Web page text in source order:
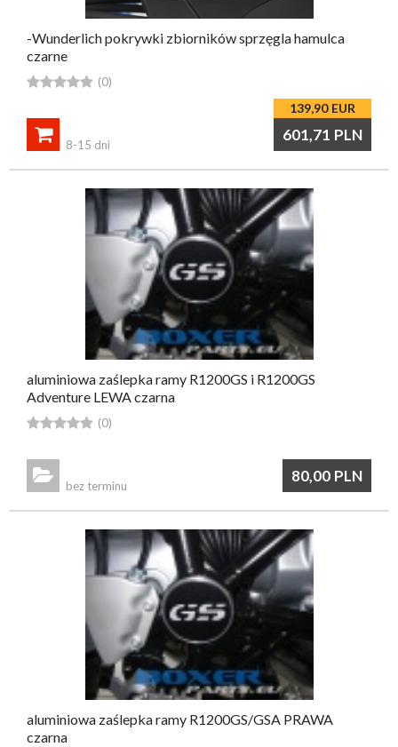
-Wunderlich pokrywki zbiorników sprzęgla hamulca
czarne
 (0)
139,90 EUR
601,71 PLN

8-15 dni
aluminiowa zaślepka ramy R1200GS i R1200GS
Adventure LEWA czarna
 (0)
80,00 PLN

bez terminu
aluminiowa zaślepka ramy R1200GS/GSA PRAWA
czarna